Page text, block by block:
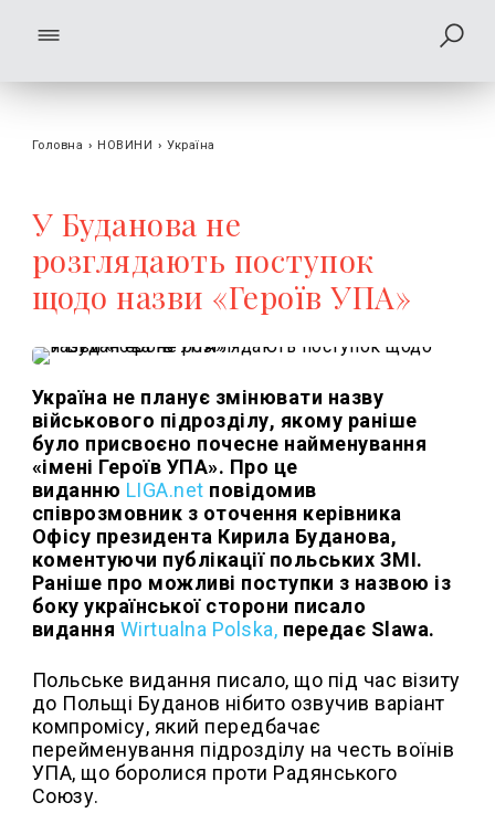
Головна › НОВИНИ › Україна
У Буданова не
розглядають поступок
щодо назви «Героїв УПА»
Україна не планує змінювати назву
військового підрозділу, якому раніше
було присвоєно почесне найменування
«імені Героїв УПА». Про це
виданню LIGA.net повідомив
співрозмовник з оточення керівника
Офісу президента Кирила Буданова,
коментуючи публікації польських ЗМІ.
Раніше про можливі поступки з назвою із
боку української сторони писало
видання Wirtualna Polska, передає Slawa.
Польське видання писало, що під час візиту
до Польщі Буданов нібито озвучив варіант
компромісу, який передбачає
перейменування підрозділу на честь воїнів
УПА, що боролися проти Радянського
Союзу.